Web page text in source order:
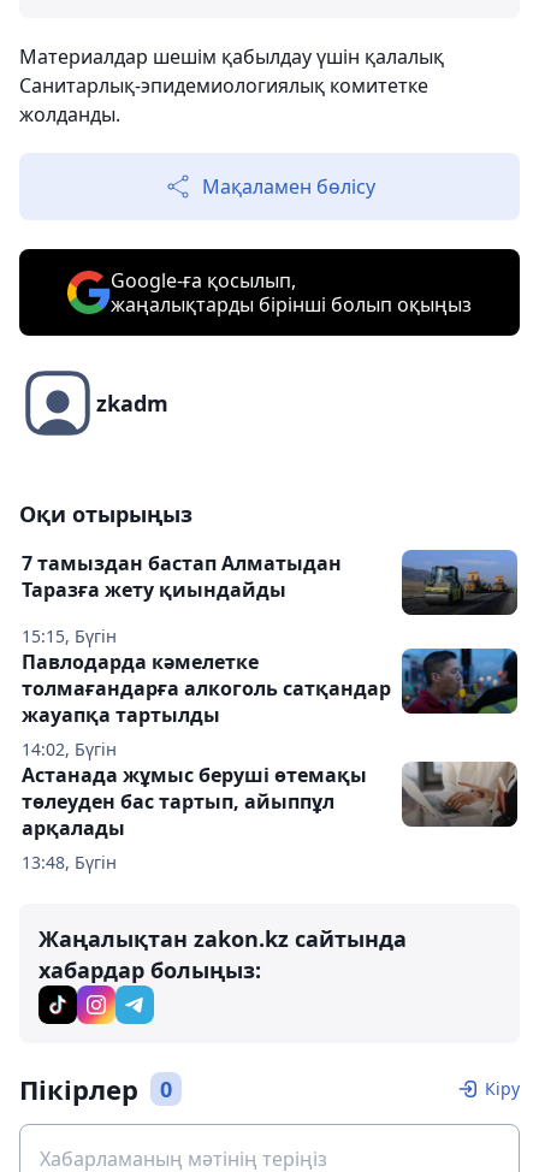
Материалдар шешім қабылдау үшін қалалық
Санитарлық-эпидемиологиялық комитетке
жолданды.
Мақаламен бөлісу
Google-ға қосылып,
жаңалықтарды бірінші болып оқыңыз
zkadm
Оқи отырыңыз
15:15, Бүгін
7 тамыздан бастап Алматыдан
Таразға жету қиындайды
14:02, Бүгін
Павлодарда кәмелетке
толмағандарға алкоголь сатқандар
жауапқа тартылды
13:48, Бүгін
Астанада жұмыс беруші өтемақы
төлеуден бас тартып, айыппұл
арқалады
Жаңалықтан zakon.kz сайтында
хабардар болыңыз:
Пікірлер 0 Кіру